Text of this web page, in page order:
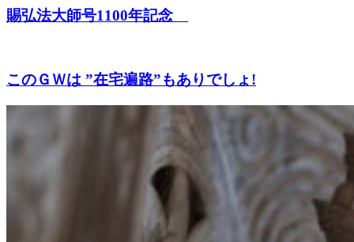
賜弘法大師号1100年記念
このＧＷは ”在宅遍路”もありでしょ!